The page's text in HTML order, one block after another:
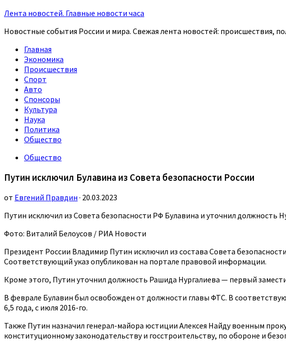
Лента новостей. Главные новости часа
Новостные события России и мира. Свежая лента новостей: происшествия,
Главная
Экономика
Происшествия
Спорт
Авто
Спонсоры
Культура
Наука
Политика
Общество
Общество
Путин исключил Булавина из Совета безопасности России
от Евгений Правдин · 20.03.2023
Путин исключил из Совета безопасности РФ Булавина и уточнил должность
Фото: Виталий Белоусов / РИА Новости
Президент России Владимир Путин исключил из состава Совета
Соответствующий указ опубликован на портале правовой информации.
Кроме этого, Путин уточнил должность Рашида Нургалиева — первый
В феврале Булавин был освобожден от должности главы ФТС. В
6,5 года, с июля 2016-го.
Также Путин назначил генерал-майора юстиции Алексея Найду военным
конституционному законодательству и госстроительству, по обороне и